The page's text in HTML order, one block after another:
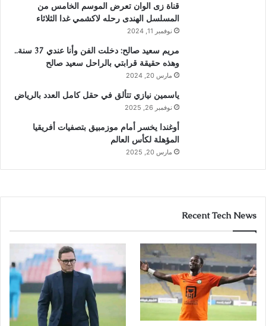
قناة زى الوان تعرض الموسم الخامس من
المسلسل الهندى رحله لاكشمي غدا الثلاثاء
نوفمبر 11, 2024
مريم سعيد صالح: دخلت الفن وأنا عندي 37 سنة..
وهذه حقيقة قرابتي بالراحل سعيد صالح
مارس 20, 2024
ياسمين نيازي تتألق في حقل كامل العدد بالرياض
نوفمبر 26, 2025
أوغندا يخسر أمام موزمبيق بتصفيات أفريقيا
المؤهلة لكأس العالم
مارس 20, 2025
Recent Tech News